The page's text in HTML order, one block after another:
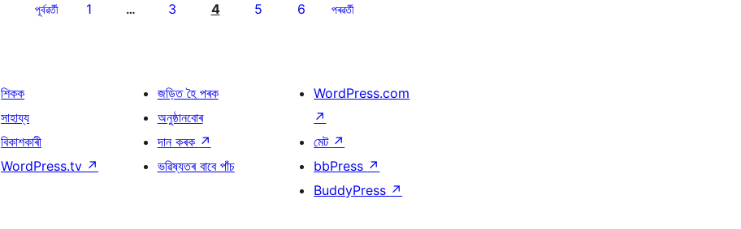
পূৰ্বৱৰ্তী 1 … 3 4 5 6 পৰৱৰ্তী
শিকক
সাহায্য
বিকাশকাৰী
WordPress.tv ↗
জড়িত হৈ পৰক
অনুষ্ঠানবোৰ
দান কৰক ↗
ভৱিষ্যতৰ বাবে পাঁচ
WordPress.com
↗
মেট ↗
bbPress ↗
BuddyPress ↗